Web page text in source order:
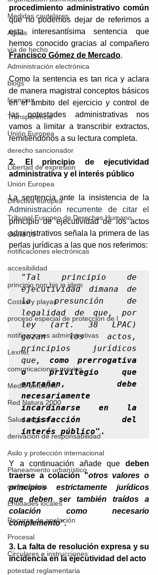
Medidas cautelares
Aguas
vía de hecho
Administración electrónica
blogs
licencias
Transparencia
Unión Europea
derecho sancionador
Libertad de expresión
Unión Europea
Directiva europea
Tribunal Europeo de Derechos Humano
Covid-19
notificaciones electrónicas
accesibilidad
principio non bis in idem
Costas y playas
proceso especial de protección de l
notificaciones administrativas
Lexnet
comunicaciones previas
Medio ambiente
Red Natura 2000
Salud vegetal
derivación de responsabilidad
Asilo y protección internacional
Planeamiento urbanístico
competencia
Entidades locales
Recurso de apelación
Procesal
Circulares e instrucciones
potestad reglamentaria
procedimiento administrativo común
que no podemos dejar de referirnos a
esta interesantísima sentencia que
Francisco Gómez de Mercado.
Como la sentencia es tan rica y aclara
de manera magistral conceptos básicos
en el ámbito del ejercicio y control de
las potestades administrativas nos
vamos a limitar a transcribir extractos,
remitiéndonos a su lectura completa.
2. El principio de ejecutividad
administrativa y el interés público
Administración recurrente de citar el
principio de ejecutividad de los actos
administrativos señala la primera de las
perlas jurídicas a las que nos referimos:
" Tal principio de
ejecutividad dimana de
la presunción de
legalidad de que, por
ley (art. 38 LPAC)
gozan los actos,
principios jurídicos
que, como prerrogativa
o privilegio que
entrañan, debe
necesariamente
incardinarse en la
satisfacción del
interés público".
Y a continuación añade que deben
traerse a colación "otros valores o
principios estrictamente jurídicos
que deben ser también traídos a
colación como necesario
complemento".
3. La falta de resolución expresa y su
incidencia en la ejecutividad del acto